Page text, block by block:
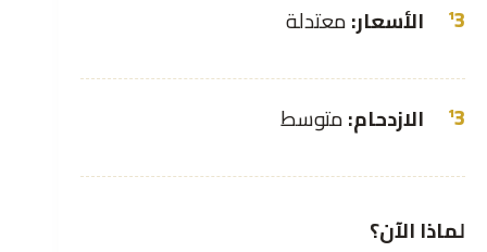
الأسعار:معتدلة
الازدحام:متوسط
لماذا الآن؟